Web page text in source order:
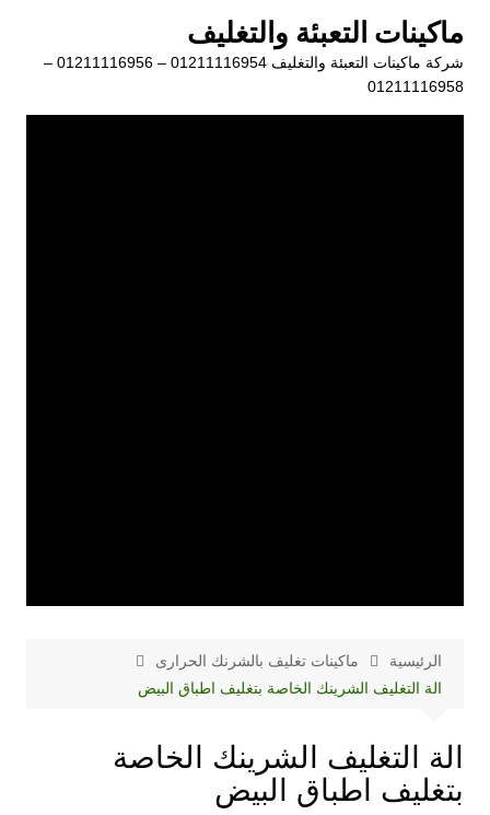
المحتوى
ماكينات التعبئة والتغليف
شركة ماكينات التعبئة والتغليف 01211116954 – 01211116956 –
01211116958
الرئيسية
ماكينات تغليف بالشرنك الحرارى
الة التغليف الشرينك الخاصة بتغليف اطباق البيض
الة التغليف الشرينك الخاصة
بتغليف اطباق البيض